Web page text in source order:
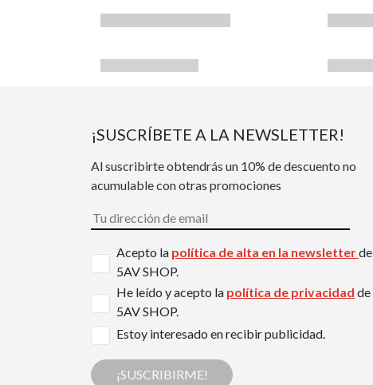
¡SUSCRÍBETE A LA NEWSLETTER!
Al suscribirte obtendrás un 10% de descuento no
acumulable con otras promociones
Acepto la política de alta en la newsletterde
5AV SHOP.
He leído y acepto la política de privacidad de
5AV SHOP.
Estoy interesado en recibir publicidad.
¡SUSCRIBIRME!